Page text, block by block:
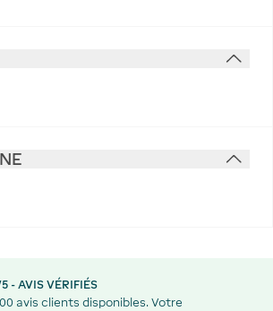
- AVIS VÉRIFIÉS
avis clients disponibles. Votre